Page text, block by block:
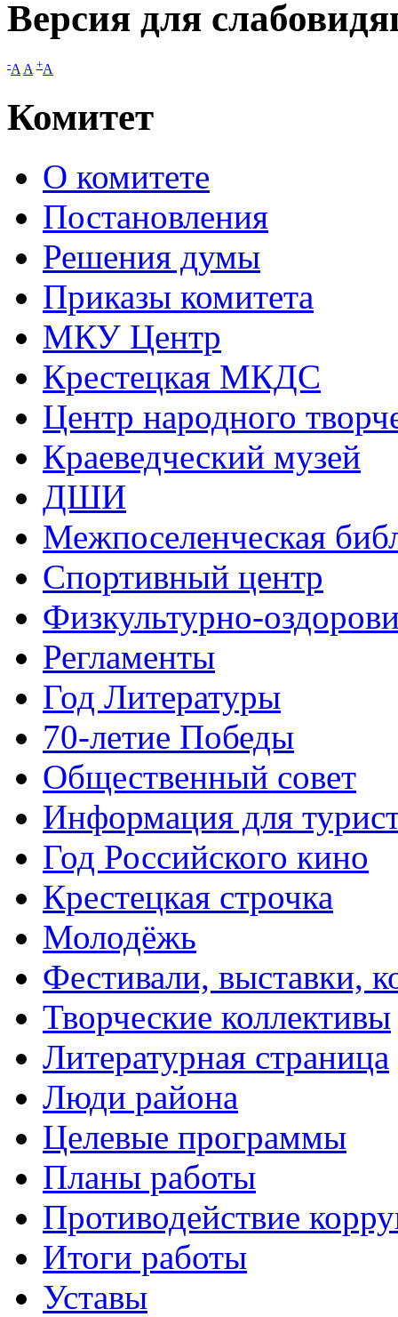
Версия для
-A A +A
Комитет
О комитете
Постановления
Решения думы
Приказы комитета
МКУ Центр
Крестецкая МКДС
Центр народного
Краеведческий музей
ДШИ
Межпоселенческая
Спортивный центр
Физкультурно-
Регламенты
Год Литературы
70-летие Победы
Общественный совет
Информация для
Год Российского кино
Крестецкая строчка
Молодёжь
Фестивали, выставки,
Творческие коллективы
Литературная страница
Люди района
Целевые программы
Планы работы
Противодействие
Итоги работы
Уставы